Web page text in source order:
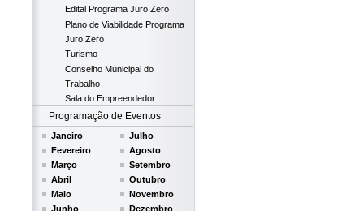
Edital Programa Juro Zero
Plano de Viabilidade Programa
Juro Zero
Turismo
Conselho Municipal do
Trabalho
Sala do Empreendedor
Programação de Eventos
Janeiro
Fevereiro
Março
Abril
Maio
Junho
Julho
Agosto
Setembro
Outubro
Novembro
Dezembro